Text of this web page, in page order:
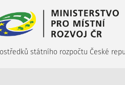
státního rozpočtu České